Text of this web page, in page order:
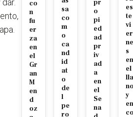
co
n
fu
er
za
en
el
Gr
an
M
en
d
oz
sa
co
m
o
ca
nd
id
at
o
de
l
pe
ro
pr
o
pi
ed
ad
pr
iv
ad
a
en
el
Se
na
es
te
vi
er
ne
s
en
el
lla
no
y
en
co